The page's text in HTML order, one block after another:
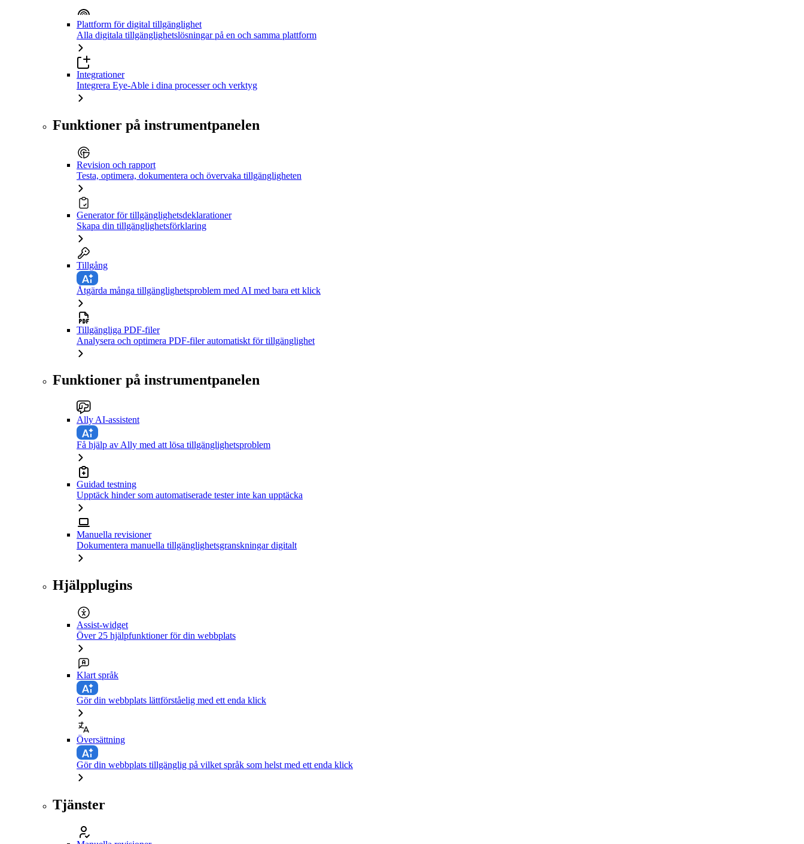
Plattform för digital tillgänglighet
Alla digitala tillgänglighetslösningar på en och samma plattform
Integrationer
Integrera Eye-Able i dina processer och verktyg
Funktioner på instrumentpanelen
Revision och rapport
Testa, optimera, dokumentera och övervaka tillgängligheten
Generator för tillgänglighetsdeklarationer
Skapa din tillgänglighetsförklaring
Tillgång
Åtgärda många tillgänglighetsproblem med AI med bara ett klick
Tillgängliga PDF-filer
Analysera och optimera PDF-filer automatiskt för tillgänglighet
Funktioner på instrumentpanelen
Ally AI-assistent
Få hjälp av Ally med att lösa tillgänglighetsproblem
Guidad testning
Upptäck hinder som automatiserade tester inte kan upptäcka
Manuella revisioner
Dokumentera manuella tillgänglighetsgranskningar digitalt
Hjälpplugins
Assist-widget
Över 25 hjälpfunktioner för din webbplats
Klart språk
Gör din webbplats lättförståelig med ett enda klick
Översättning
Gör din webbplats tillgänglig på vilket språk som helst med ett enda klick
Tjänster